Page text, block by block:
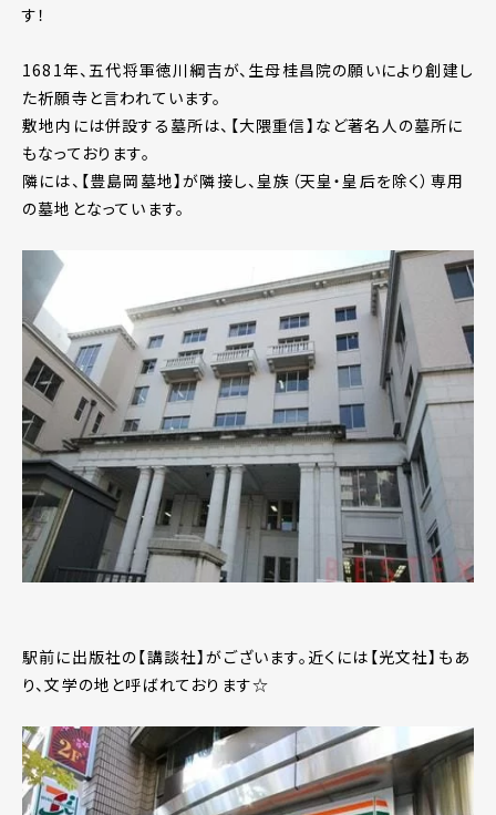
す！
1681年、五代将軍徳川綱吉が、生母桂昌院の願いにより創建し
た祈願寺と言われています。
敷地内には併設する墓所は、【大隈重信】など著名人の墓所に
もなっております。
隣には、【豊島岡墓地】が隣接し、皇族（天皇・皇后を除く）専用
の墓地となっています。
駅前に出版社の【講談社】がございます。近くには【光文社】もあ
り、文学の地と呼ばれております☆